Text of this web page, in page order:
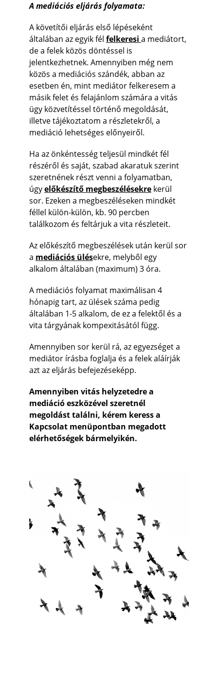
A mediációs eljárás folyamata:
A követítői eljárás első lépéseként
általában az egyik fél felkeresi a mediátort,
de a felek közös döntéssel is
jelentkezhetnek. Amennyiben még nem
közös a mediációs szándék, abban az
esetben én, mint mediátor felkeresem a
másik felet és felajánlom számára a vitás
ügy közvetítéssel történő megoldását,
illetve tájékoztatom a részletekről, a
mediáció lehetséges előnyeiről.
Ha az önkéntesség teljesül mindkét fél
részéről és saját, szabad akaratuk szerint
szeretnének részt venni a folyamatban,
úgy előkészítő megbeszélésekre kerül
sor. Ezeken a megbeszéléseken mindkét
féllel külön-külön, kb. 90 percben
találkozom és feltárjuk a vita részleteit.
Az előkészítő megbeszélések után kerül sor
a mediációs ülésekre, melyből egy
alkalom általában (maximum) 3 óra.
A mediációs folyamat maximálisan 4
hónapig tart, az ülések száma pedig
általában 1-5 alkalom, de ez a felektől és a
vita tárgyának kompexitásától függ.
Amennyiben sor kerül rá, az egyezséget a
mediátor írásba foglalja és a felek aláírják
azt az eljárás befejezéseképp.
Amennyiben vitás helyzetedre a
mediáció eszközével szeretnél
megoldást találni, kérem keress a
Kapcsolat menüpontban megadott
elérhetőségek bármelyikén.